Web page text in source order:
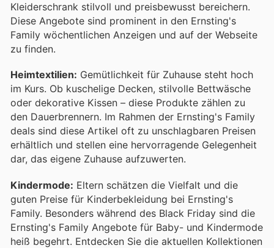
Kleiderschrank stilvoll und preisbewusst bereichern.
Diese Angebote sind prominent in den Ernsting's
Family wöchentlichen Anzeigen und auf der Webseite
zu finden.
Heimtextilien: Gemütlichkeit für Zuhause steht hoch
im Kurs. Ob kuschelige Decken, stilvolle Bettwäsche
oder dekorative Kissen – diese Produkte zählen zu
den Dauerbrennern. Im Rahmen der Ernsting's Family
deals sind diese Artikel oft zu unschlagbaren Preisen
erhältlich und stellen eine hervorragende Gelegenheit
dar, das eigene Zuhause aufzuwerten.
Kindermode: Eltern schätzen die Vielfalt und die
guten Preise für Kinderbekleidung bei Ernsting's
Family. Besonders während des Black Friday sind die
Ernsting's Family Angebote für Baby- und Kindermode
heiß begehrt. Entdecken Sie die aktuellen Kollektionen